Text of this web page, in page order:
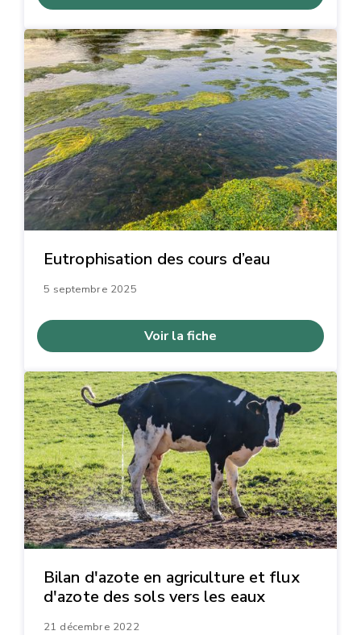
Eutrophisation des cours d’eau
5 septembre 2025
Voir la fiche
Bilan d'azote en agriculture et flux
d'azote des sols vers les eaux
21 décembre 2022